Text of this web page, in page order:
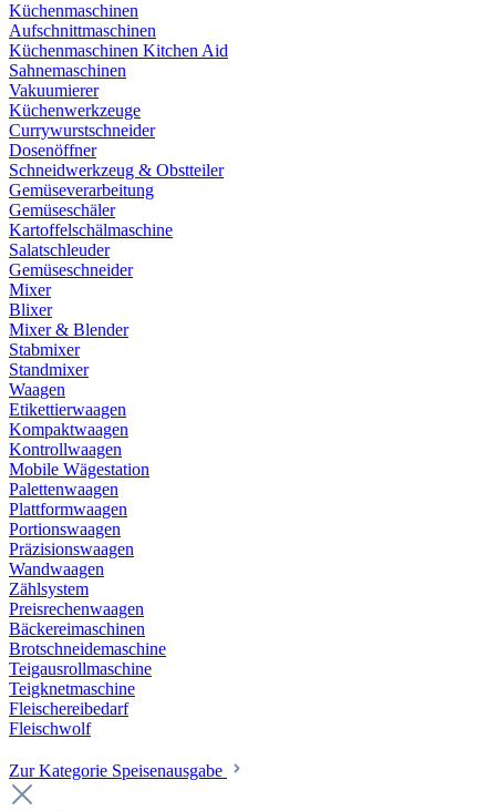
Küchenmaschinen
Aufschnittmaschinen
Küchenmaschinen Kitchen Aid
Sahnemaschinen
Vakuumierer
Küchenwerkzeuge
Currywurstschneider
Dosenöffner
Schneidwerkzeug & Obstteiler
Gemüseverarbeitung
Gemüseschäler
Kartoffelschälmaschine
Salatschleuder
Gemüseschneider
Mixer
Blixer
Mixer & Blender
Stabmixer
Standmixer
Waagen
Etikettierwaagen
Kompaktwaagen
Kontrollwaagen
Mobile Wägestation
Palettenwaagen
Plattformwaagen
Portionswaagen
Präzisionswaagen
Wandwaagen
Zählsystem
Preisrechenwaagen
Bäckereimaschinen
Brotschneidemaschine
Teigausrollmaschine
Teigknetmaschine
Fleischereibedarf
Fleischwolf
Zur Kategorie Speisenausgabe